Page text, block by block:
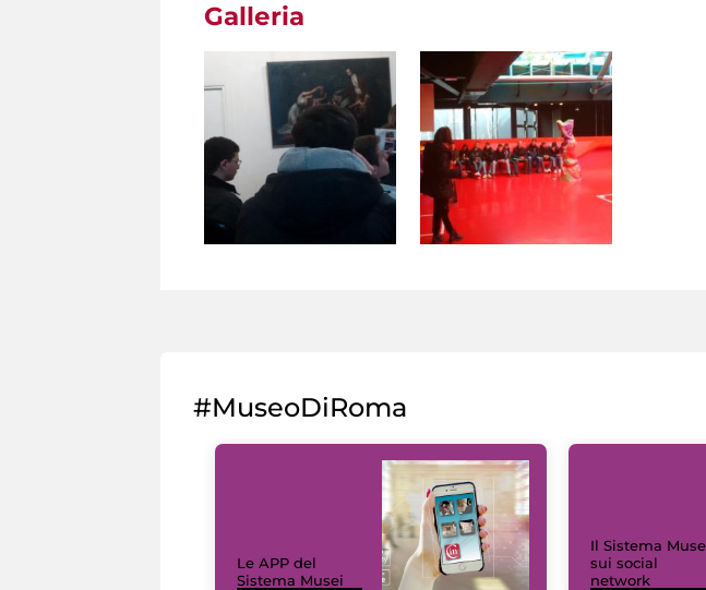
Galleria
#MuseoDiRoma
Le APP del
Sistema Musei
Il Sistema
sui social
network